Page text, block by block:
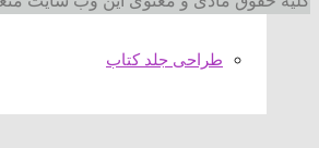
طراحی جلد کتاب